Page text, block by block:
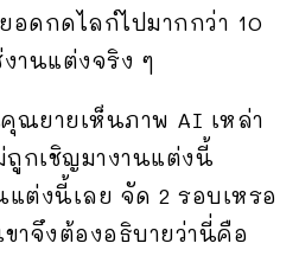
ดกดไลก์ไปมากกว่า 10
านแต่งจริง ๆ
ณยายเห็นภาพ AI เหล่า
ถูกเชิญมางานแต่งนี้
ต่งนี้เลย จัด 2 รอบเหรอ
ขาจึงต้องอธิบายว่านี่คือ